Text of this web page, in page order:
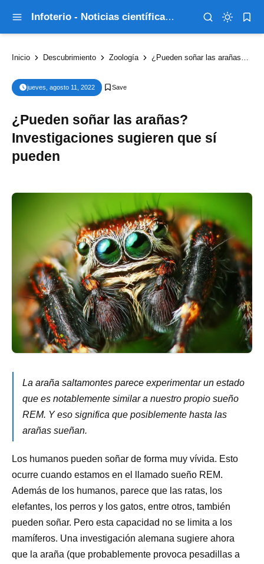
Infoterio - Noticias científicas que explican el mundo
Inicio Descubrimiento Zoología ¿Pueden soñar las arañas? Investigaciones sugieren que sí pueden
jueves, agosto 11, 2022
¿Pueden soñar las arañas?
Investigaciones sugieren que sí
pueden
La araña saltamontes parece experimentar un estado
que es notablemente similar a nuestro propio sueño
REM. Y eso significa que posiblemente hasta las
arañas sueñan.
Los humanos pueden soñar de forma muy vívida. Esto
ocurre cuando estamos en el llamado sueño REM.
Además de los humanos, parece que las ratas, los
elefantes, los perros y los gatos, entre otros, también
pueden soñar. Pero esta capacidad no se limita a los
mamíferos. Una investigación alemana sugiere ahora
que la araña (que probablemente provoca pesadillas a